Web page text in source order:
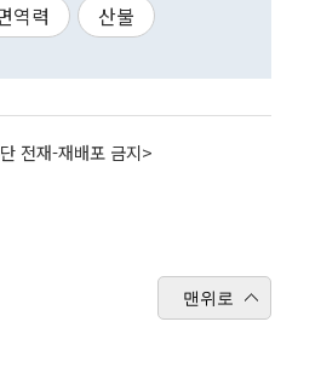
역력 산불
전재-재배포 금지>
맨위로